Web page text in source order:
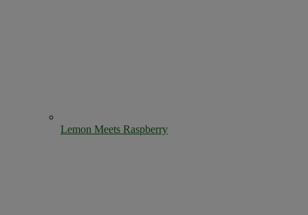
Lemon Meets Raspberry